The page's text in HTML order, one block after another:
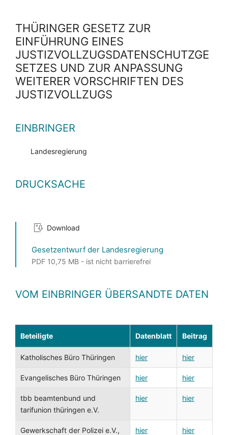
THÜRINGER GESETZ ZUR
EINFÜHRUNG EINES
JUSTIZVOLLZUGSDATENSCHUTZGE
SETZES UND ZUR ANPASSUNG
WEITERER VORSCHRIFTEN DES
JUSTIZVOLLZUGS
EINBRINGER
Landesregierung
DRUCKSACHE
Download
Gesetzentwurf der Landesregierung
PDF 10,75 MB - ist nicht barrierefrei
VOM EINBRINGER ÜBERSANDTE DATEN
Beteiligte Datenblatt Beitrag
Katholisches Büro Thüringen hier hier
Evangelisches Büro Thüringen hier hier
tbb beamtenbund und
tarifunion thüringen e.V.
hier hier
Gewerkschaft der Polizei e.V.,
hier hier